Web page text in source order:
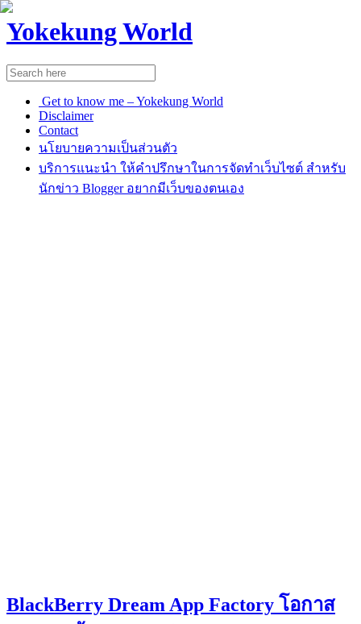
Yokekung World
Get to know me – Yokekung World
Disclaimer
Contact
นโยบายความเป็นส่วนตัว
บริการแนะนำ ให้คำปรึกษาในการจัดทำเว็บไซต์ สำหรับ
นักข่าว Blogger อยากมีเว็บของตนเอง
BlackBerry Dream App Factory โอกาส